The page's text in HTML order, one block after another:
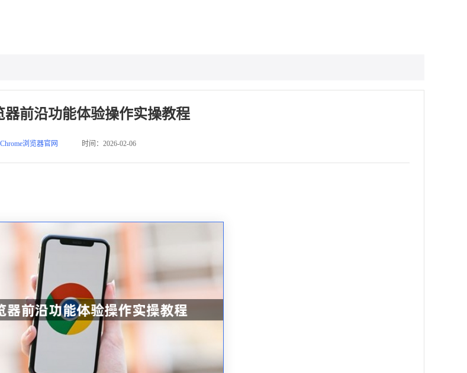
器前沿功能体验操作实操教程
Chrome浏览器官网 时间：2026-02-06